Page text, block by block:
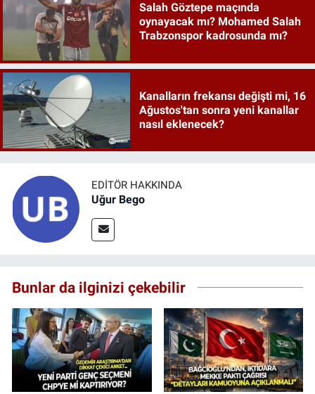
Salah Göztepe maçında
oynayacak mı? Mohamed Salah
Trabzonspor kadrosunda mı?
Kanalların frekansı değişti mi, 16
Ağustos'tan sonra yeni kanallar
nasıl eklenecek?
EDITÖR HAKKINDA
Uğur Bego
Bunlar da ilginizi çekebilir